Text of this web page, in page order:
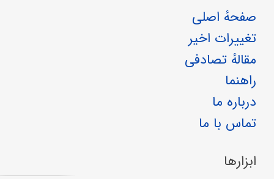
صفحهٔ اصلی
تغییرات اخیر
مقالهٔ تصادفی
راهنما
درباره ما
تماس با ما
ابزارها